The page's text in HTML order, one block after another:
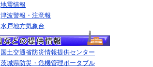
地震情報
津波警報・注意報
水戸地方気象台
国土交通省防災情報提供センター
茨城県防災・危機管理ポータブル